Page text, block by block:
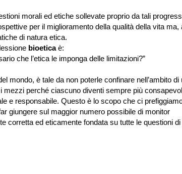
morali ed etiche sollevate proprio da tali
per il miglioramento della qualità della vita ma,
di natura etica.
bioeticaè:
che l’etica le imponga delle limitazioni?”
mondo, è tale da non poterle confinare nell’ambito di
perché ciascuno diventi sempre più
e responsabile. Questo è lo scopo che ci
giungere sul maggior numero possibile di monitor
corretta ed eticamente fondata su tutte le questioni di